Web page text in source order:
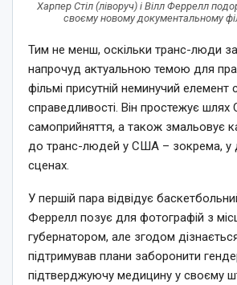
Харпер Стіл (ліворуч) і Вілл Феррелл
своєму новому документальному
Тим не менш, оскільки транс-люди
напрочуд актуальною темою для
фільмі присутній неминучий елемент
справедливості. Він простежує шлях
самоприйняття, а також змальовує
до транс-людей у США – зокрема, у
сценах.
У першій пара відвідує
Феррелл позує для фотографій з
губернатором, але згодом
підтримував плани заборонити
підтверджуючу медицину у своєму